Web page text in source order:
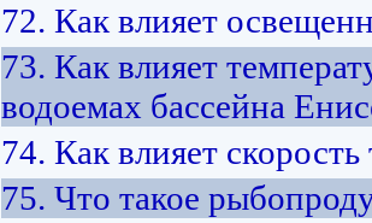
72. Как влияет
73. Как влияет
водоемах бассейна
74. Как влияет
75. Что такое